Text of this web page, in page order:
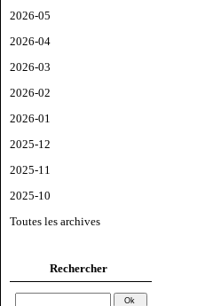
2026-05
2026-04
2026-03
2026-02
2026-01
2025-12
2025-11
2025-10
Toutes les archives
Rechercher